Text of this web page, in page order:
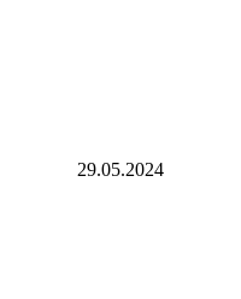
29.05.2024